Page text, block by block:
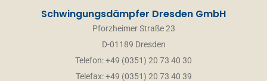
Schwingungsdämpfer Dresden GmbH
Pforzheimer Straße 23
D-01189 Dresden
Telefon: +49 (0351) 20 73 40 30
Telefax: +49 (0351) 20 73 40 39